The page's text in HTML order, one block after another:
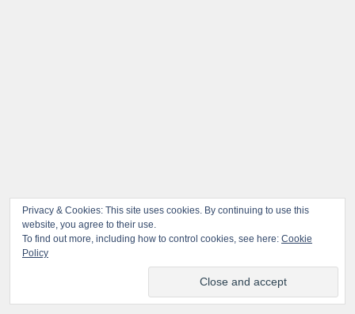
Privacy & Cookies: This site uses cookies. By continuing to use this
website, you agree to their use.
To find out more, including how to control cookies, see here: Cookie
Policy